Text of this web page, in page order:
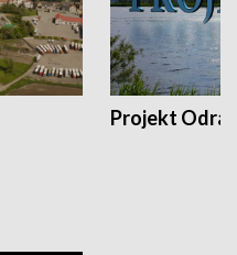
Projekt Odra